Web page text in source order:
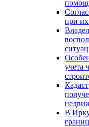
при
учета
В